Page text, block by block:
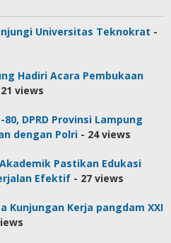
Universitas Teknokrat -
Hadiri Acara Pembukaan
views
DPRD Provinsi Lampung
dengan Polri - 24 views
Pastikan Edukasi
Efektif - 27 views
Kunjungan Kerja pangdam XXI